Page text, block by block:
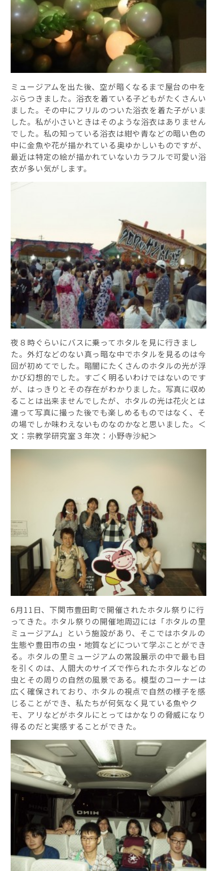
ミュージアムを出た後、空が暗くなるまで屋台の中を
ぶらつきました。浴衣を着ている子どもがたくさんい
ました。その中にフリルのついた浴衣を着た子がいま
した。私が小さいときはそのような浴衣はありません
でした。私の知っている浴衣は紺や青などの暗い色の
中に金魚や花が描かれている奥ゆかしいものですが、
最近は特定の絵が描かれていないカラフルで可愛い浴
衣が多い気がします。
夜８時ぐらいにバスに乗ってホタルを見に行きまし
た。外灯などのない真っ暗な中でホタルを見るのは今
回が初めてでした。暗闇にたくさんのホタルの光が浮
かび幻想的でした。すごく明るいわけではないのです
が、はっきりとその存在がわかりました。写真に収め
ることは出来ませんでしたが、ホタルの光は花火とは
違って写真に撮った後でも楽しめるものではなく、そ
の場でしか味わえないものなのかなと思いました。＜
文：宗教学研究室３年次：小野寺沙紀＞
6月11日、下関市豊田町で開催されたホタル祭りに行
ってきた。ホタル祭りの開催地周辺には「ホタルの里
ミュージアム」という施設があり、そこではホタルの
生態や豊田市の虫・地質などについて学ぶことができ
る。ホタルの里ミュージアムの常設展示の中で最も目
を引くのは、人間大のサイズで作られたホタルなどの
虫とその周りの自然の風景である。模型のコーナーは
広く確保されており、ホタルの視点で自然の様子を感
じることができ、私たちが何気なく見ている魚やク
モ、アリなどがホタルにとってはかなりの脅威になり
得るのだと実感することができた。